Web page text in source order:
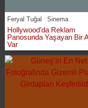
Feryal Tuğal Sinema
Hollywood’da Reklam
Panosunda Yaşayan Bir
Var